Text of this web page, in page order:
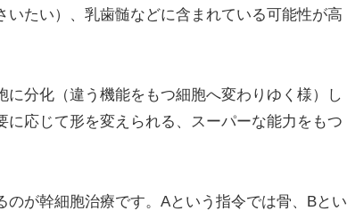
いたい）、乳歯髄などに含まれている可能性が高
分化（違う機能をもつ細胞へ変わりゆく様）し
に応じて形を変えられる、スーパーな能力をもつ
が幹細胞治療です。Aという指令では骨、Bとい